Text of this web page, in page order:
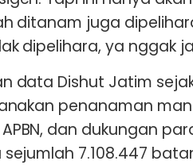
ditanam juga
dipelihara, ya nggak
data Dishut Jatim
penanaman
APBN, dan dukungan
7.108.447